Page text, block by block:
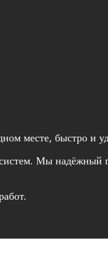
месте, быстро и
систем. Мы надёжный